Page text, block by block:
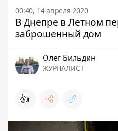
00:40, 14 апреля 2020
В Днепре в Летном
заброшенный дом
Олег Бильдин
ЖУРНАЛИСТ
👍